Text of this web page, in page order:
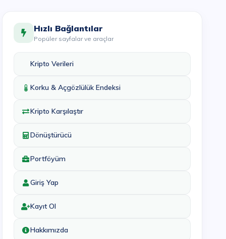
Hızlı Bağlantılar
Popüler sayfalar ve araçlar
Kripto Verileri
Korku & Açgözlülük Endeksi
Kripto Karşılaştır
Dönüştürücü
Portföyüm
Giriş Yap
Kayıt Ol
Hakkımızda